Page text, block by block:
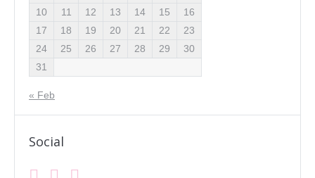
10
11 12 13 14 15
16
17
18 19 20 21 22
23
24
25 26 27 28 29
30
31
« Feb
Social